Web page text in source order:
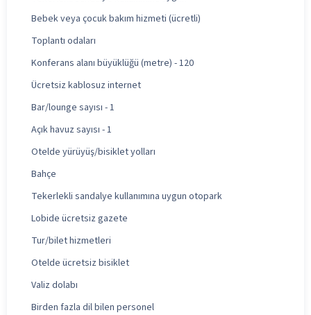
Bebek veya çocuk bakım hizmeti (ücretli)
Toplantı odaları
Konferans alanı büyüklüğü (metre) - 120
Ücretsiz kablosuz internet
Bar/lounge sayısı - 1
Açık havuz sayısı - 1
Otelde yürüyüş/bisiklet yolları
Bahçe
Tekerlekli sandalye kullanımına uygun otopark
Lobide ücretsiz gazete
Tur/bilet hizmetleri
Otelde ücretsiz bisiklet
Valiz dolabı
Birden fazla dil bilen personel